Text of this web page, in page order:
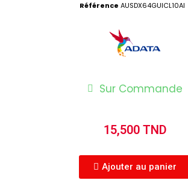
Référence AUSDX64GUICL10AI
Sur Commande
15,500 TND
Ajouter au panier